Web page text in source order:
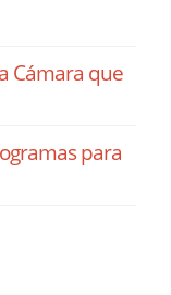
Cámara que
para